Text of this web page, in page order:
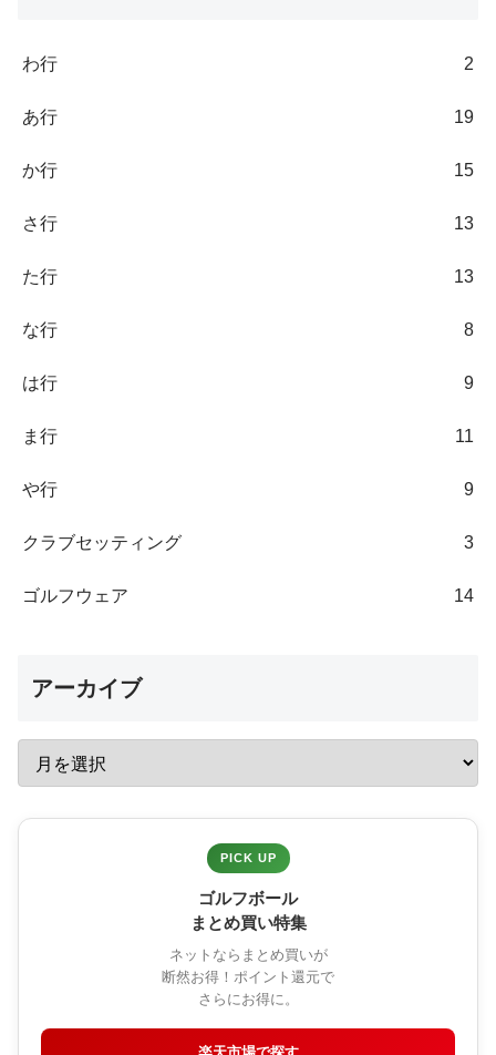
わ行 2
あ行 19
か行 15
さ行 13
た行 13
な行 8
は行 9
ま行 11
や行 9
クラブセッティング 3
ゴルフウェア 14
アーカイブ
PICK UP
ゴルフボール
まとめ買い特集
ネットならまとめ買いが
断然お得！ポイント還元で
さらにお得に。